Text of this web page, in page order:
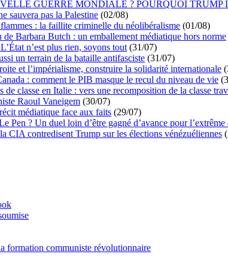
GUERRE MONDIALE ? POURQUOI TRUMP
sauvera pas la Palestine (02/08)
: la faillite criminelle du néolibéralisme (01/08)
Barbara Butch : un emballement médiatique hors norme
n’est plus rien, soyons tout (31/07)
un terrain de la bataille antifasciste (31/07)
et l’impérialisme, construire la solidarité internationale
: comment le PIB masque le recul du niveau de vie
de classe en Italie : vers une recomposition de la classe
Raoul Vaneigem (30/07)
médiatique face aux faits (29/07)
Pen ? Un duel loin d’être gagné d’avance pour l’extrême
CIA contredisent Trump sur les élections vénézuéliennes
formation communiste révolutionnaire